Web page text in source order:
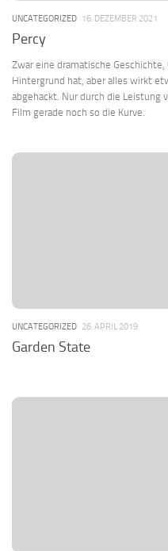
UNCATEGORIZED 16. DEZEMBER 2021
Percy
Zwar eine dramatische
Hintergrund hat, aber alles wirkt
abgehackt. Nur durch die Leistung
Film gerade noch so die Kurve.
UNCATEGORIZED 26. APRIL 2019
Garden State